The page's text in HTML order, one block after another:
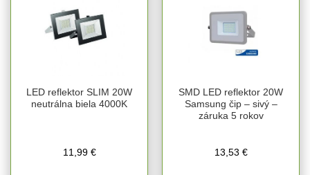
LED reflektor SLIM 20W
neutrálna biela 4000K
11,99 €
SMD LED reflektor 20W
Samsung čip – sivý –
záruka 5 rokov
13,53 €